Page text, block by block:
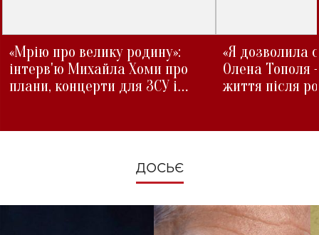
«Мрію про велику родину»:
інтерв'ю Михайла Хоми про
плани, концерти для ЗСУ і
«Я дозволила
Олена Тополя
життя після
ДОСЬЄ